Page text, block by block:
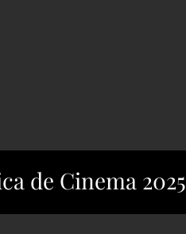
de Cinema 2025